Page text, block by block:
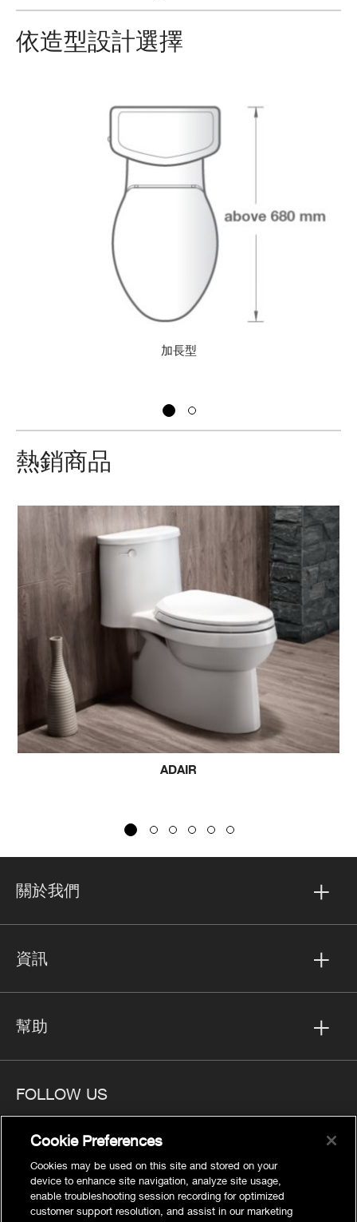
依造型設計選擇
加長型
熱銷商品
ADAIR
關於我們
資訊
幫助
FOLLOW US
隱私
Cookies Settings
Cookie Preferences
Cookies may be used on this site and stored on your
device to enhance site navigation, analyze site usage,
enable troubleshooting session recording for optimized
customer support resolution, and assist in our marketing